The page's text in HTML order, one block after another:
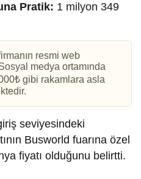
Pratik: 1 milyon 349
resmi web
medya ortamında
gibi rakamlara asla
seviyesindeki
Busworld fuarına özel
fiyatı olduğunu belirtti.